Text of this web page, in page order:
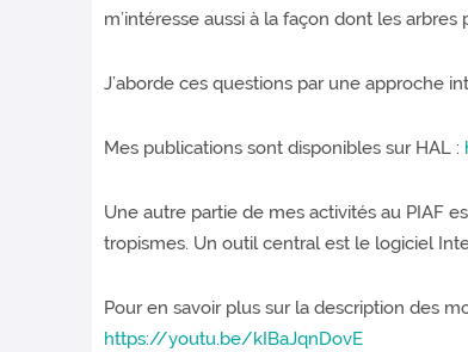
m’intéresse aussi à la façon dont les
J’aborde ces questions par une approche
Mes publications sont disponibles sur HAL :
Une autre partie de mes activités au PIAF
tropismes. Un outil central est le logiciel
Pour en savoir plus sur la description des
https://youtu.be/kIBaJqnDovE